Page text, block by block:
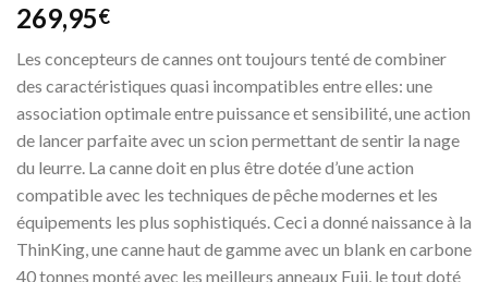
269,95€
Les concepteurs de cannes ont toujours tenté de combiner
des caractéristiques quasi incompatibles entre elles: une
association optimale entre puissance et sensibilité, une action
de lancer parfaite avec un scion permettant de sentir la nage
du leurre. La canne doit en plus être dotée d’une action
compatible avec les techniques de pêche modernes et les
équipements les plus sophistiqués. Ceci a donné naissance à la
ThinKing, une canne haut de gamme avec un blank en carbone
40 tonnes monté avec les meilleurs anneaux Fuji, le tout doté